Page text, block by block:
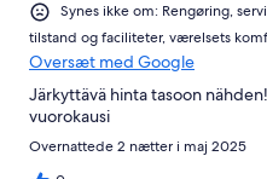
Synes ikke om: Rengøring,
tilstand og faciliteter, værelsets
Oversæt med Google
Järkyttävä hinta tasoon
vuorokausi
Overnattede 2 nætter i maj 2025